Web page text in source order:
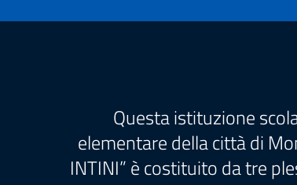
Questa istituzione
elementare della città di
INTINI” è costituito da tre